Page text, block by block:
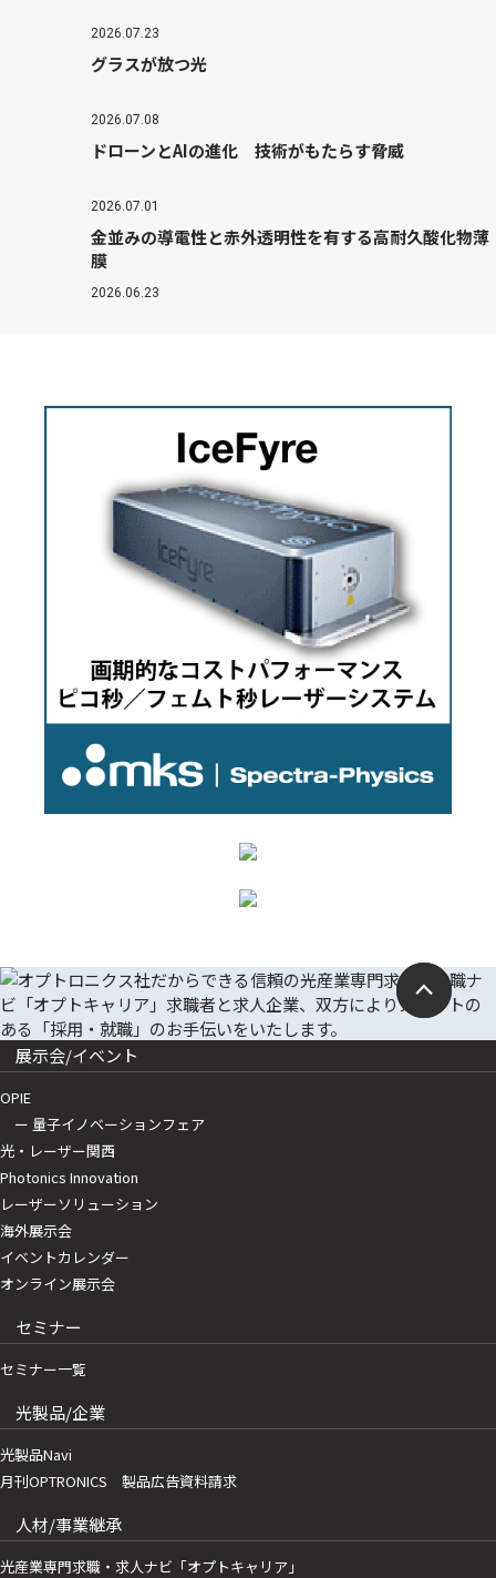
2026.07.23
グラスが放つ光
2026.07.08
ドローンとAIの進化 技術がもたらす脅威
2026.07.01
金並みの導電性と赤外透明性を有する高耐久酸化物薄
膜
2026.06.23
展示会/イベント
OPIE
ー 量子イノベーションフェア
光・レーザー関西
Photonics Innovation
レーザーソリューション
海外展示会
イベントカレンダー
オンライン展示会
セミナー
セミナー一覧
光製品/企業
光製品Navi
月刊OPTRONICS 製品広告資料請求
人材/事業継承
光産業専門求職・求人ナビ「オプトキャリア」